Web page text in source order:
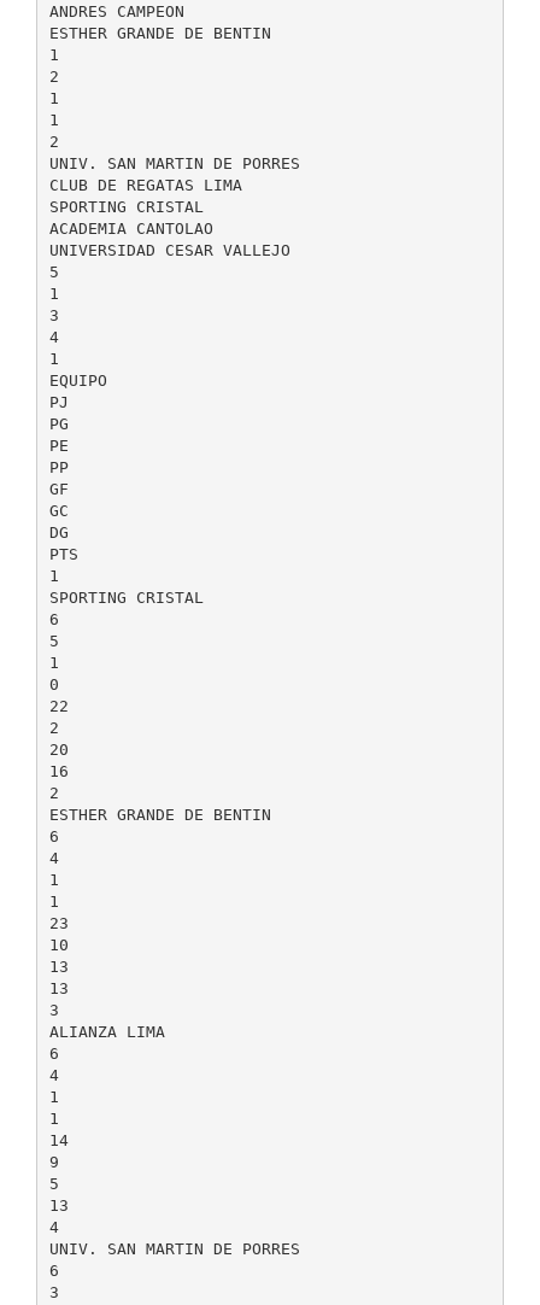
ANDRES CAMPEON
ESTHER GRANDE DE BENTIN
1
2
1
1
2
UNIV. SAN MARTIN DE PORRES
CLUB DE REGATAS LIMA
SPORTING CRISTAL
ACADEMIA CANTOLAO
UNIVERSIDAD CESAR VALLEJO
5
1
3
4
1
EQUIPO
PJ
PG
PE
PP
GF
GC
DG
PTS
1
SPORTING CRISTAL
6
5
1
0
22
2
20
16
2
ESTHER GRANDE DE BENTIN
6
4
1
1
23
10
13
13
3
ALIANZA LIMA
6
4
1
1
14
9
5
13
4
UNIV. SAN MARTIN DE PORRES
6
3